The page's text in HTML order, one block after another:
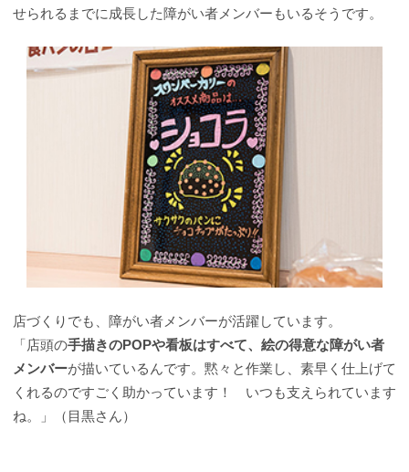
せられるまでに成長した障がい者メンバーもいるそうです。
店づくりでも、障がい者メンバーが活躍しています。
「店頭の手描きのPOPや看板はすべて、絵の得意な障がい者
メンバーが描いているんです。黙々と作業し、素早く仕上げて
くれるのですごく助かっています！ いつも支えられています
ね。」（目黒さん）